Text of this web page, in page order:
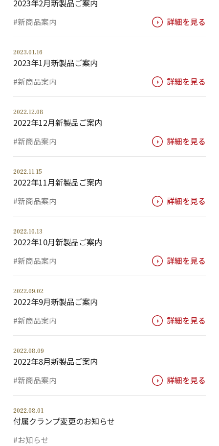
2023年2月新製品ご案内
#新商品案内 詳細を見る
2023.01.16
2023年1月新製品ご案内
#新商品案内 詳細を見る
2022.12.08
2022年12月新製品ご案内
#新商品案内 詳細を見る
2022.11.15
2022年11月新製品ご案内
#新商品案内 詳細を見る
2022.10.13
2022年10月新製品ご案内
#新商品案内 詳細を見る
2022.09.02
2022年9月新製品ご案内
#新商品案内 詳細を見る
2022.08.09
2022年8月新製品ご案内
#新商品案内 詳細を見る
2022.08.01
付属クランプ変更のお知らせ
#お知らせ